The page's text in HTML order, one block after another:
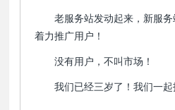
老服务站发动起来，新服务
着力推广用户！
没有用户，不叫市场！
我们已经三岁了！我们一起